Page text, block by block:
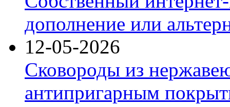
дополнение или
12-05-2026
Сковороды из
антипригарным